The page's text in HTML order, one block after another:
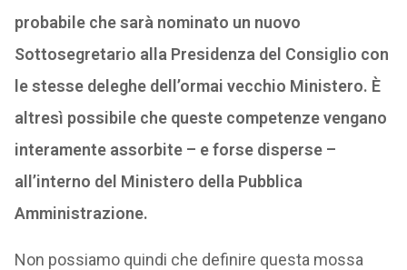
probabile che sarà nominato un nuovo
Sottosegretario alla Presidenza del Consiglio con
le stesse deleghe dell’ormai vecchio Ministero. È
altresì possibile che queste competenze vengano
interamente assorbite – e forse disperse –
all’interno del Ministero della Pubblica
Amministrazione.
Non possiamo quindi che definire questa mossa